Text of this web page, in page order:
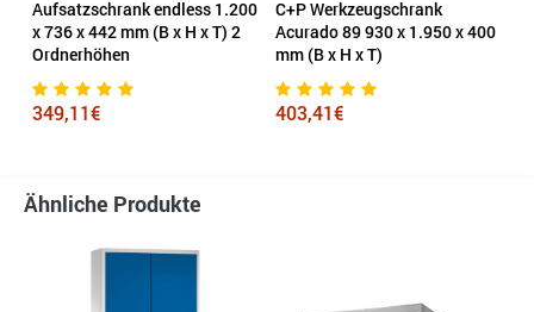
Aufsatzschrank endless 1.200
x 736 x 442 mm (B x H x T) 2
Ordnerhöhen
349,11€
C+P Werkzeugschrank
Acurado 89 930 x 1.950 x 400
mm (B x H x T)
403,41€
Ähnliche Produkte